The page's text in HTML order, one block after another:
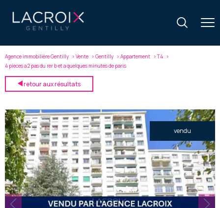
Agence immobilière Gentilly Vente Gentilly Appartement
T4
4 pieces a 2 pas du rer b et a quelques minutes de paris
retour aux résultats
vendu